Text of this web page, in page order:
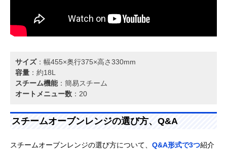
サイズ：幅455×奥行375×高さ330mm
容量 ：約18L
スチーム機能：簡易スチーム
オートメニュー数 ：20
スチームオーブンレンジの選び方、Q&A
スチームオーブンレンジの選び方について、 Q&A形式で3つ紹介